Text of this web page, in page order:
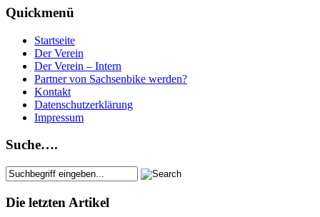
Quickmenü
Startseite
Der Verein
Der Verein – Intern
Partner von Sachsenbike werden?
Kontakt
Datenschutzerklärung
Impressum
Suche….
Die letzten Artikel